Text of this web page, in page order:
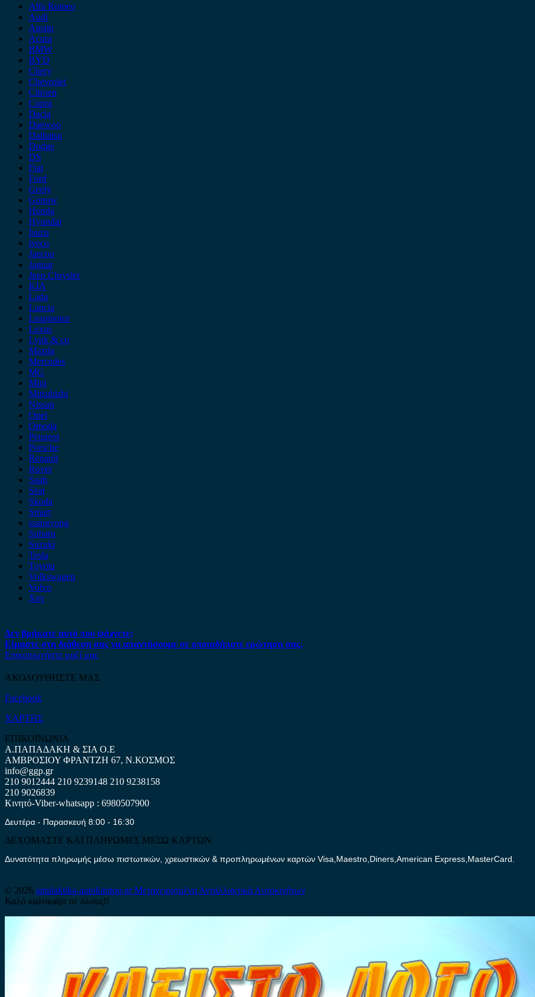
Alfa Romeo
Audi
Austin
Acura
BMW
BYD
Chery
Chevrolet
Citroen
Cupra
Dacia
Daewoo
Daihatsu
Dodge
DS
Fiat
Ford
Geely
Gonow
Honda
Hyundai
Isuzu
iveco
Jaecoo
Jaguar
Jeep Chrysler
KIA
Lada
Lancia
Leapmotor
Lexus
Lynk & co
Mazda
Mercedes
MG
Mini
Mitsubishi
Nissan
Opel
Omoda
Peugeot
Porsche
Renault
Rover
Saab
Seat
Skoda
Smart
ssangyong
Subaru
Suzuki
Tesla
Toyota
Volkswagen
Volvo
Xev
Δεν βρήκατε αυτό που ψάχνετε;
Είμαστε στη διάθεση σας να απαντήσουμε σε οποιαδήποτε ερώτηση σας.
Επικοινωνήστε μαζί μας
ΑΚΟΛΟΥΘΗΣΤΕ ΜΑΣ
Facebook
ΧΑΡΤΗΣ
ΕΠΙΚΟΙΝΩΝΙΑ
Α.ΠΑΠΑΔΑΚΗ & ΣΙΑ Ο.Ε
ΑΜΒΡΟΣΙΟΥ ΦΡΑΝΤΖΗ 67, Ν.ΚΟΣΜΟΣ
info@ggp.gr
210 9012444 210 9239148 210 9238158
210 9026839
Κινητό-Viber-whatsapp : 6980507900
Δευτέρα - Παρασκευή 8:00 - 16:30
ΔΕΧΟΜΑΣΤΕ ΚΑΙ ΠΛΗΡΩΜΕΣ ΜΕΣΩ ΚΑΡΤΩΝ
Δυνατότητα πληρωμής μέσω πιστωτικών, χρεωστικών & προπληρωμένων καρτών Visa,Maestro,Diners,American Express,MasterCard.
© 2026 antalaktika-autokinitou.grΜεταχειρισμένα Ανταλλακτικά Αυτοκινήτων
Καλό καλοκαίρι σε όλους!!